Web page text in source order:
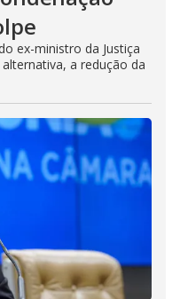
ex-ministro da Justiça
a redução da